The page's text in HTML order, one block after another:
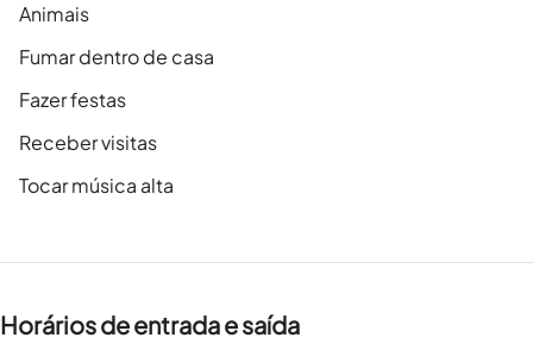
Animais
Fumar dentro de casa
Fazer festas
Receber visitas
Tocar música alta
Horários de entrada e saída